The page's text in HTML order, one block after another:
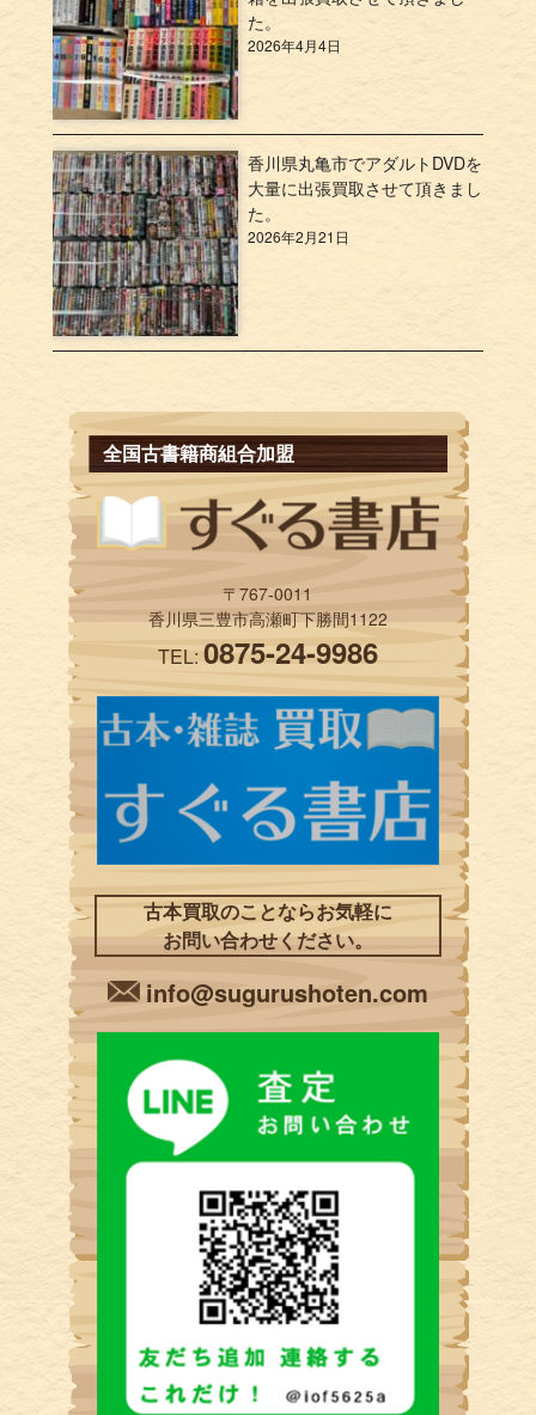
た。
2026年4月4日
香川県丸亀市でアダルトDVDを
大量に出張買取させて頂きまし
た。
2026年2月21日
全国古書籍商組合加盟
〒767-0011
香川県三豊市高瀬町下勝間1122
TEL:0875-24-9986
古本買取のことならお気軽に
お問い合わせください。
info@sugurushoten.com